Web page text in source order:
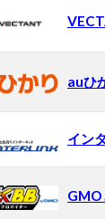
auひ
イン
GMO